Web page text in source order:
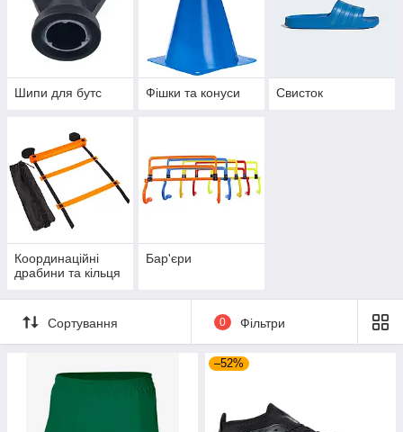
Шипи для бутс Фішки та конуси Свисток
Координаційні
драбини та кільця
Бар'єри
Сортування 0 Фільтри
–52%